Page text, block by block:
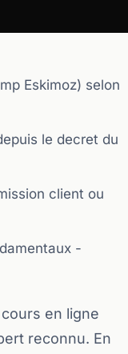
Eskimoz) selon
le decret du
client ou
-
en ligne
reconnu. En